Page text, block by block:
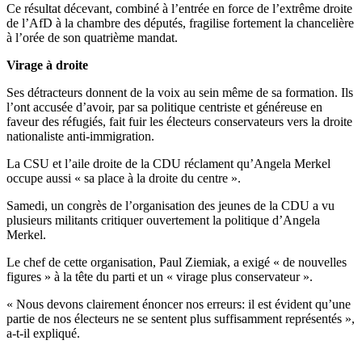
Ce résultat décevant, combiné à l’entrée en force de l’extrême droite
de l’AfD à la chambre des députés, fragilise fortement la chancelière
à l’orée de son quatrième mandat.
Virage à droite
Ses détracteurs donnent de la voix au sein même de sa formation. Ils
l’ont accusée d’avoir, par sa politique centriste et généreuse en
faveur des réfugiés, fait fuir les électeurs conservateurs vers la droite
nationaliste anti-immigration.
La CSU et l’aile droite de la CDU réclament qu’Angela Merkel
occupe aussi « sa place à la droite du centre ».
Samedi, un congrès de l’organisation des jeunes de la CDU a vu
plusieurs militants critiquer ouvertement la politique d’Angela
Merkel.
Le chef de cette organisation, Paul Ziemiak, a exigé « de nouvelles
figures » à la tête du parti et un « virage plus conservateur ».
« Nous devons clairement énoncer nos erreurs: il est évident qu’une
partie de nos électeurs ne se sentent plus suffisamment représentés »,
a-t-il expliqué.